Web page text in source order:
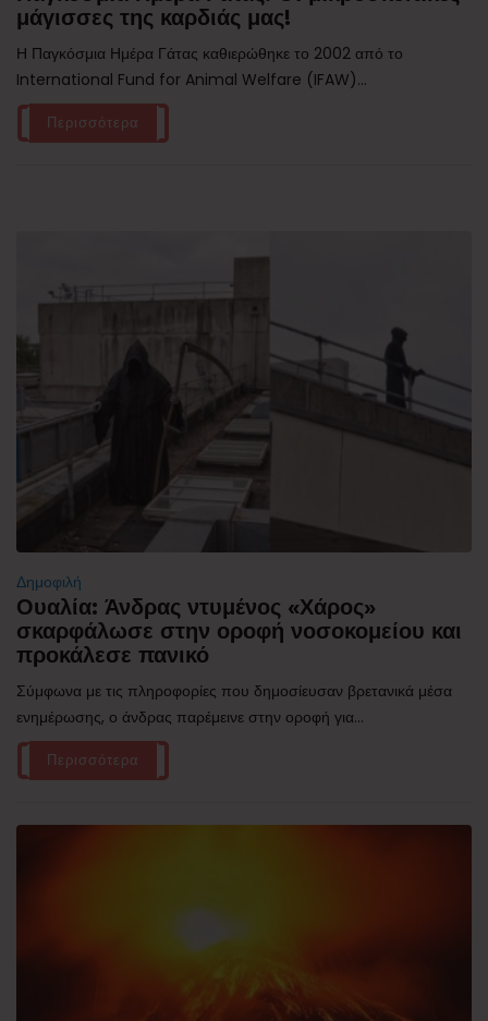
μάγισσες της καρδιάς μας!
Η Παγκόσμια Ημέρα Γάτας καθιερώθηκε το 2002 από το
International Fund for Animal Welfare (IFAW)...
Περισσότερα
Δημοφιλή
Ουαλία: Άνδρας ντυμένος «Χάρος»
σκαρφάλωσε στην οροφή νοσοκομείου και
προκάλεσε πανικό
Σύμφωνα με τις πληροφορίες που δημοσίευσαν βρετανικά μέσα
ενημέρωσης, ο άνδρας παρέμεινε στην οροφή για...
Περισσότερα